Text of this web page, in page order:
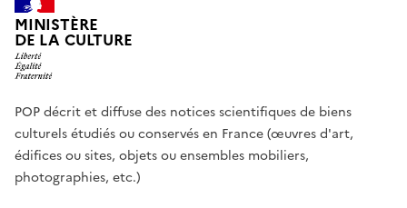
MINISTÈRE
DE LA CULTURE
POP décrit et diffuse des notices scientifiques de biens
culturels étudiés ou conservés en France (œuvres d'art,
édifices ou sites, objets ou ensembles mobiliers,
photographies, etc.)